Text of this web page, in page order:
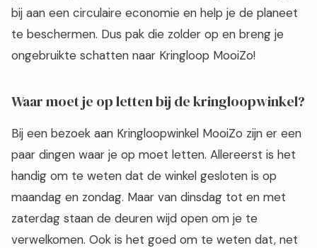
bij aan een circulaire economie en help je de planeet
te beschermen. Dus pak die zolder op en breng je
ongebruikte schatten naar Kringloop MooiZo!
Waar moet je op letten bij de kringloopwinkel?
Bij een bezoek aan Kringloopwinkel MooiZo zijn er een
paar dingen waar je op moet letten. Allereerst is het
handig om te weten dat de winkel gesloten is op
maandag en zondag. Maar van dinsdag tot en met
zaterdag staan de deuren wijd open om je te
verwelkomen. Ook is het goed om te weten dat, net